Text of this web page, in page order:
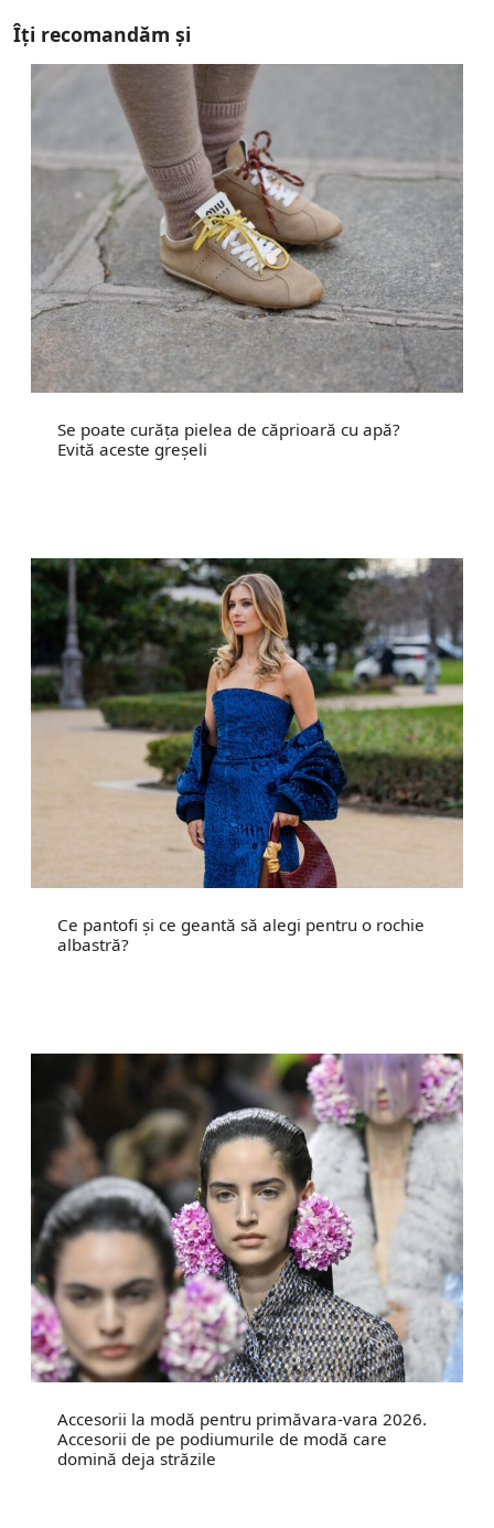
Îți recomandăm și
Se poate curăța pielea de căprioară cu apă?
Evită aceste greșeli
Ce pantofi și ce geantă să alegi pentru o rochie
albastră?
Accesorii la modă pentru primăvara-vara 2026.
Accesorii de pe podiumurile de modă care
domină deja străzile